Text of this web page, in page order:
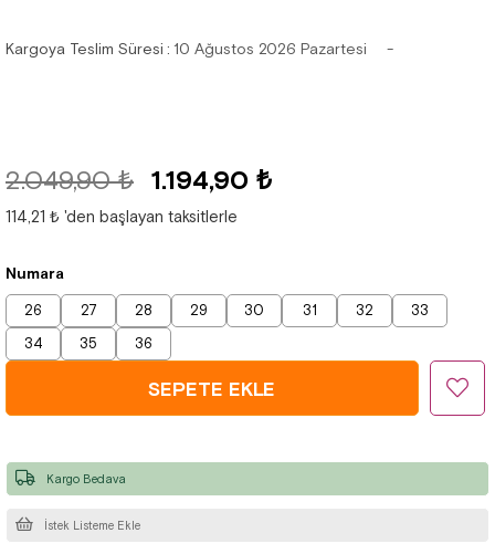
Kargoya Teslim Süresi : 10 Ağustos 2026 Pazartesi
2.049,90 ₺ 1.194,90 ₺
114,21 ₺ 'den başlayan taksitlerle
Numara
26 27 28 29 30 31 32
33
34
35 36
İstek Listeme Ekle
Kargo Bedava